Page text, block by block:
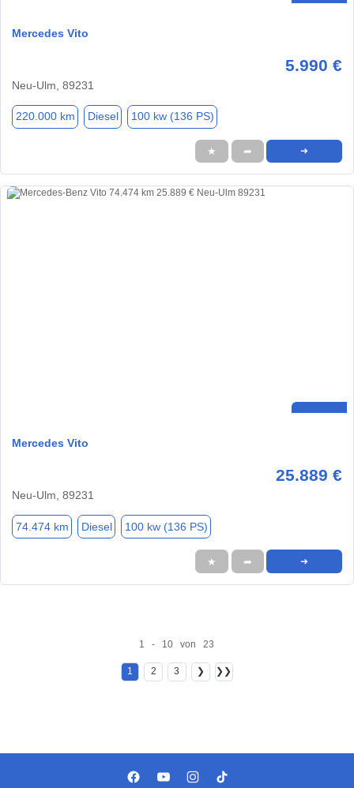
Mercedes Vito
5.990 €
Neu-Ulm, 89231
220.000 km Diesel 100 kw (136 PS)
★ ➦ ➜
Mercedes Vito
25.889 €
Neu-Ulm, 89231
74.474 km Diesel 100 kw (136 PS)
★ ➦ ➜
1 - 10 von 23
1 2 3 ❯ ❯❯